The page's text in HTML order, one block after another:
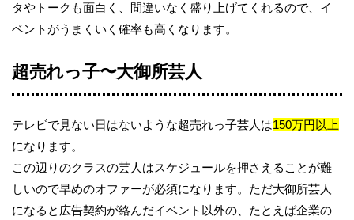
タやトークも面白く、間違いなく盛り上げてくれるので、イ
ベントがうまくいく確率も高くなります。
超売れっ子〜大御所芸人
テレビで見ない日はないような超売れっ子芸人は150万円以上
になります。
この辺りのクラスの芸人はスケジュールを押さえることが難
しいので早めのオファーが必須になります。ただ大御所芸人
になると広告契約が絡んだイベント以外の、たとえば企業の